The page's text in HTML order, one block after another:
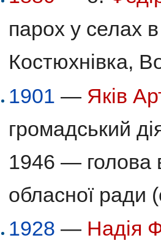
парох у селах
Костюхнівка,
1901 — Яків
громадський
1946 — голова
обласної ради
1928 — Надія